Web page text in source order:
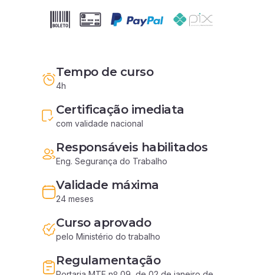
Tempo de curso
4h
Certificação imediata
com validade nacional
Responsáveis habilitados
Eng. Segurança do Trabalho
Validade máxima
24 meses
Curso aprovado
pelo Ministério do trabalho
Regulamentação